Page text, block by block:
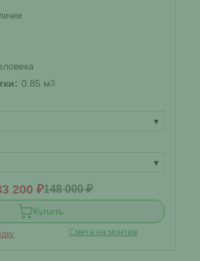
0.85 м3
▾
▾
200 ₽148 000 ₽
Купить
Смета на монтаж